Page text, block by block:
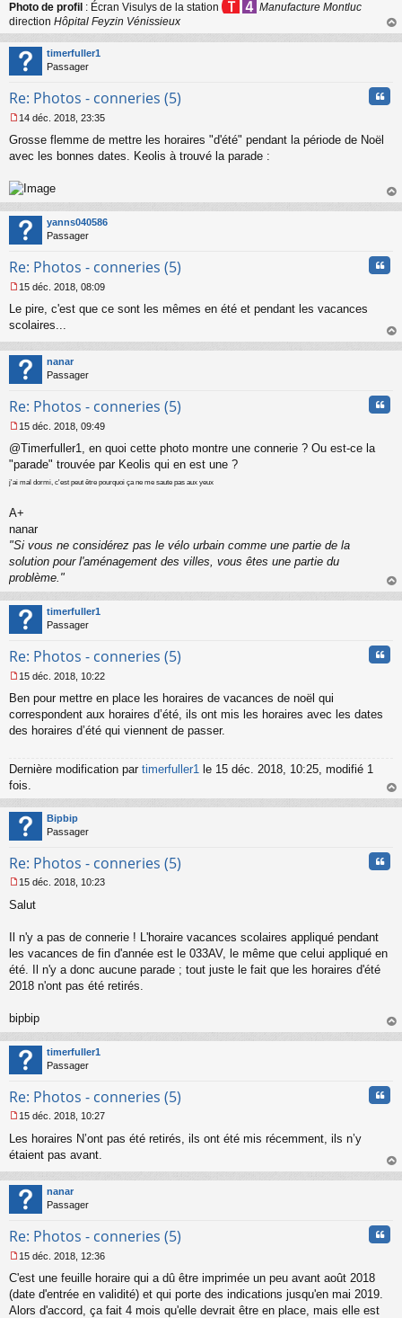
Photo de profil : Écran Visulys de la station
Manufacture Montluc
direction Hôpital Feyzin Vénissieux
au
timerfuller1
Passager
Re: Photos - conneries (5)
e
s
a
g
n
o
l
u
14 déc. 2018, 23:35
Grosse flemme de mettre les horaires "d'été" pendant la période de Noël
avec les bonnes dates. Keolis à trouvé la parade :
au
yanns040586
Passager
Re: Photos - conneries (5)
e
s
a
g
e
o
l
u
15 déc. 2018, 08:09
Le pire, c'est que ce sont les mêmes en été et pendant les vacances
scolaires...
au
nanar
Passager
Re: Photos - conneries (5)
e
s
e
n
o
n
u
15 déc. 2018, 09:49
@Timerfuller1, en quoi cette photo montre une connerie ? Ou est-ce la
"parade" trouvée par Keolis qui en est une ?
j'ai mal dormi, c'est peut être pourquoi ça ne me saute pas aux yeux
A+
nanar
"Si vous ne considérez pas le vélo urbain comme une partie de la
solution pour l'aménagement des villes, vous êtes une partie du
problème."
au
timerfuller1
Passager
Re: Photos - conneries (5)
e
s
s
e
n
n
l
u
15 déc. 2018, 10:22
Ben pour mettre en place les horaires de vacances de noël qui
correspondent aux horaires d’été, ils ont mis les horaires avec les dates
des horaires d’été qui viennent de passer.
Dernière modification par timerfuller1 le 15 déc. 2018, 10:25, modifié 1
fois.
au
Bipbip
Passager
Re: Photos - conneries (5)
e
g
e
n
l
u
15 déc. 2018, 10:23
Salut
Il n'y a pas de connerie ! L'horaire vacances scolaires appliqué pendant
les vacances de fin d'année est le 033AV, le même que celui appliqué en
été. Il n'y a donc aucune parade ; tout juste le fait que les horaires d'été
2018 n'ont pas été retirés.
bipbip
au
timerfuller1
Passager
Re: Photos - conneries (5)
e
s
a
g
e
o
l
u
15 déc. 2018, 10:27
Les horaires N’ont pas été retirés, ils ont été mis récemment, ils n’y
étaient pas avant.
au
nanar
Passager
Re: Photos - conneries (5)
e
s
s
15 déc. 2018, 12:36
C'est une feuille horaire qui a dû être imprimée un peu avant août 2018
(date d'entrée en validité) et qui porte des indications jusqu'en mai 2019.
Alors d'accord, ça fait 4 mois qu'elle devrait être en place, mais elle est